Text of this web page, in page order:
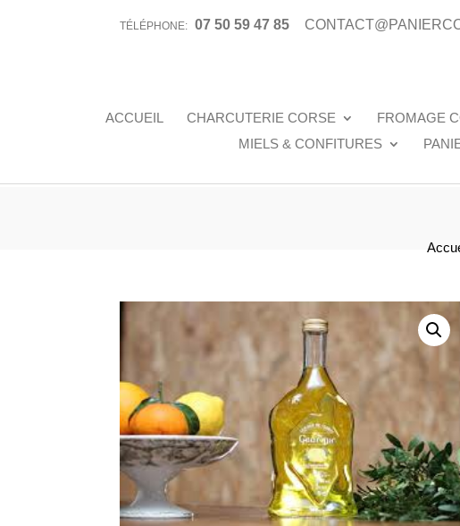
TÉLÉPHONE: 07 50 59 47 85
ACCUEIL CHARCUTERIE CORSE FROMAGE
MIELS & CONFITURES